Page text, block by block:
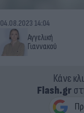
Αγγελική
Γιαννακού
04.08.2023 14:04
Κάνε
Flash.gr